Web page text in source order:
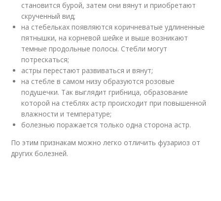
становится бурой, затем они вянут и приобретают
скрученный вид;
на стебельках появляются коричневатые удлиненные
пятнышки, на корневой шейке и выше возникают
темные продольные полосы. Стебли могут
потрескаться;
астры перестают развиваться и вянут;
на стебле в самом низу образуются розовые
подушечки. Так выглядит грибница, образование
которой на стеблях астр происходит при повышенной
влажности и температуре;
болезнью поражается только одна сторона астр.
По этим признакам можно легко отличить фузариоз от
других болезней.